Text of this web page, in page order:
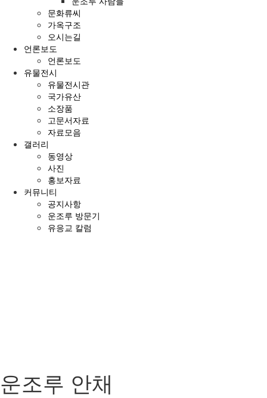
문화류씨
가옥구조
오시는길
언론보도
언론보도
유물전시
유물전시관
국가유산
소장품
고문서자료
자료모음
갤러리
동영상
사진
홍보자료
커뮤니티
공지사항
운조루 방문기
유응교 칼럼
운조루 안채